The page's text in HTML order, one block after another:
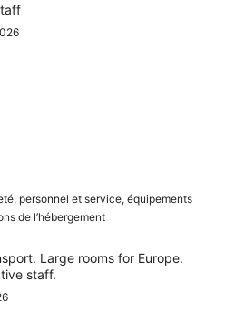
personnel et service, équipements
de l’hébergement
Large rooms for Europe.
staff.